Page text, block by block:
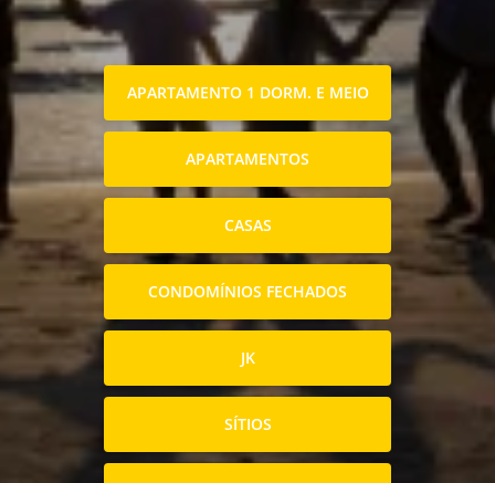
APARTAMENTO 1 DORM. E MEIO
APARTAMENTOS
CASAS
CONDOMÍNIOS FECHADOS
JK
SÍTIOS